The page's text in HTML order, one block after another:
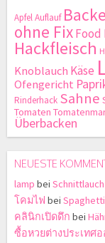
ApfelAuflauf
ohne FixFood
Hackfleisch
Knoblauch Käse
Ofengericht
Rinderhack Sahne
Tomaten
Überbacken
NEUESTE
lamp bei
โคมไฟ bei
คลินิกเปิดดึก bei
ซื้อหวยต่างประเทศ